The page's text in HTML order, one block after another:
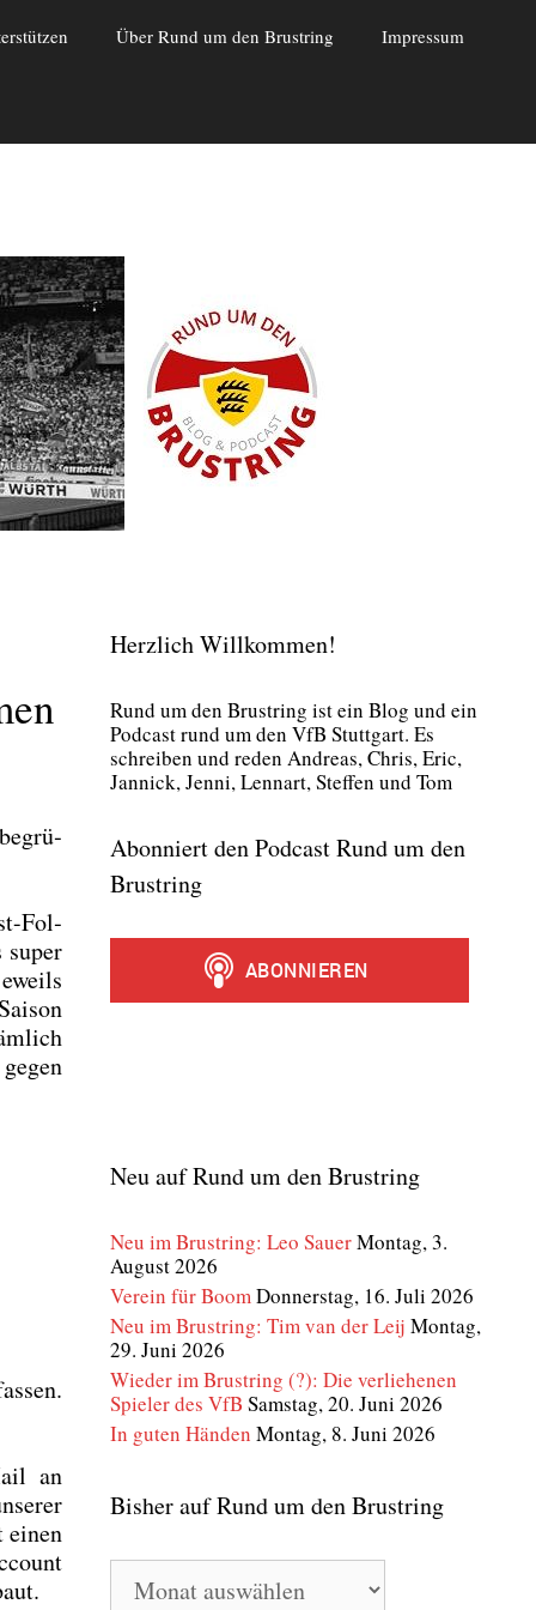
Über Rund um den Brustring Impressum
Fol­
super
an
einen
Herzlich Willkommen!
Rund um den Brust­ring ist ein Blog und ein
Pod­cast rund um den VfB Stutt­gart. Es
schrei­ben und reden Andre­as, Chris, Eric,
Jan­nick, Jen­ni, Lenn­art, Stef­fen und Tom
Abonniert den Podcast Rund um den
Brustring
Neu auf Rund um den Brustring
Neu im Brustring: Leo SauerMontag, 3.
August 2026
Verein für BoomDonnerstag, 16. Juli 2026
Neu im Brustring: Tim van der Leij Montag,
29. Juni 2026
Wieder im Brustring (?): Die verliehenen
Spieler des VfB Samstag, 20. Juni 2026
In guten Händen Montag, 8. Juni 2026
Bisher auf Rund um den Brustring
Bisher
auf